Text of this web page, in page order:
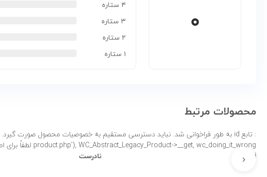
۰
۴ ستاره
۳ ستاره
۲ ستاره
۱ ستاره
محصولات مرتبط
: تابع id به طور
product.php'), WC_Abstract_Legacy_Product->__get, wc_doing_it_wrong لطفاً برای اطلاعات بیشتر،
نادرست
اشکال زدایی در وردپرس ‹